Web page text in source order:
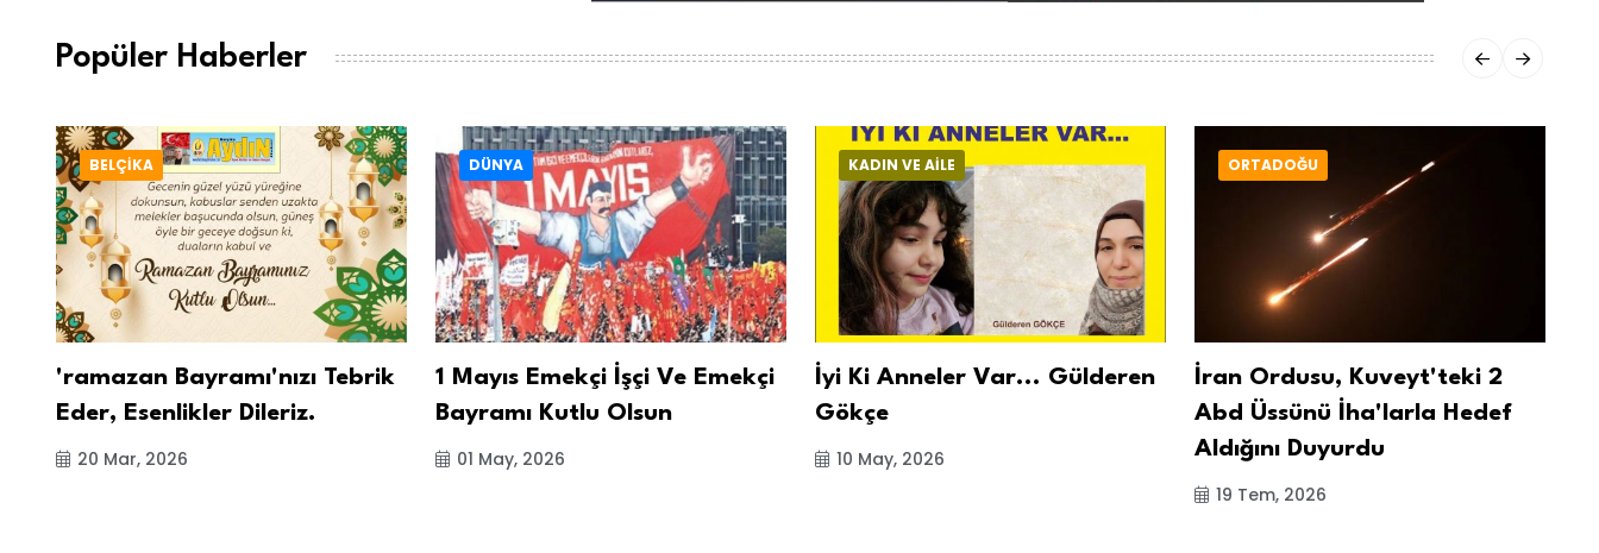
Popüler Haberler
BELÇİKA
'ramazan Bayramı'nızı Tebrik
Eder, Esenlikler Dileriz.
20 Mar, 2026
DÜNYA
1 Mayıs Emekçi İşçi Ve Emekçi
Bayramı Kutlu Olsun
01 May, 2026
KADIN VE AİLE
İyi Ki Anneler Var... Gülderen
Gökçe
10 May, 2026
ORTADOĞU
İran Ordusu, Kuveyt'teki 2
Abd Üssünü İha'larla Hedef
Aldığını Duyurdu
19 Tem, 2026